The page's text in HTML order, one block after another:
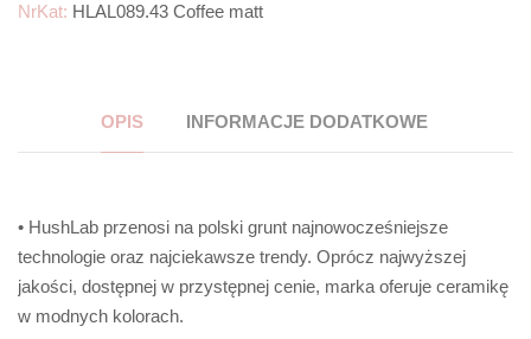
NrKat: HLAL089.43 Coffee matt
OPIS INFORMACJE DODATKOWE
• HushLab przenosi na polski grunt najnowocześniejsze
technologie oraz najciekawsze trendy. Oprócz najwyższej
jakości, dostępnej w przystępnej cenie, marka oferuje ceramikę
w modnych kolorach.